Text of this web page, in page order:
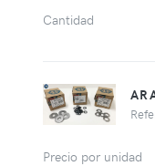
Cantidad
Precio por unidad